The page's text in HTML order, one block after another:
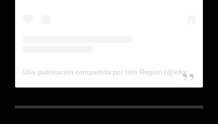
Una publicación compartida por Info Región (@inforegion_redes)